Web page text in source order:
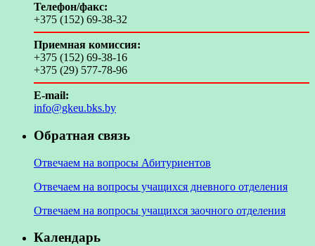
Телефон/факс:
+375 (152) 69-38-32
Приемная комиссия:
+375 (152) 69-38-16
+375 (29) 577-78-96
E-mail:
info@gkeu.bks.by
Обратная связь
Отвечаем на вопросы Абитуриентов
Отвечаем на вопросы учащихся дневного отделения
Отвечаем на вопросы учащихся заочного отделения
Календарь